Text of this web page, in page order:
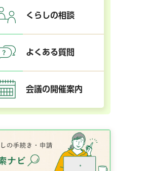
くらしの相談
よくある質問
会議の開催案内